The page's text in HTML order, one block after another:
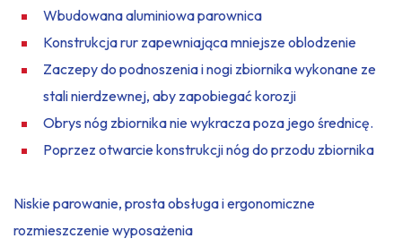
Wbudowana aluminiowa parownica
Konstrukcja rur zapewniająca mniejsze oblodzenie
Zaczepy do podnoszenia i nogi zbiornika wykonane ze
stali nierdzewnej, aby zapobiegać korozji
Obrys nóg zbiornika nie wykracza poza jego średnicę.
Poprzez otwarcie konstrukcji nóg do przodu zbiornika
Niskie parowanie, prosta obsługa i ergonomiczne
rozmieszczenie wyposażenia